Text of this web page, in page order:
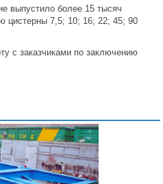
выпустило более 15 тысяч
цистерны 7,5; 10; 16; 22; 45; 90
с заказчиками по заключению